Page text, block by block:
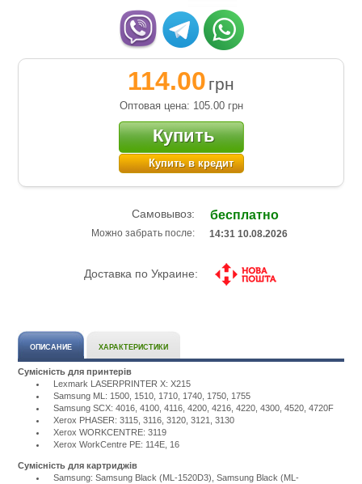
114.00 грн
Оптовая цена: 105.00 грн
Купить
Купить в кредит
Самовывоз: бесплатно
Можно забрать после: 14:31 10.08.2026
Доставка по Украине:
ОПИСАНИЕ ХАРАКТЕРИСТИКИ
Сумісність для принтерів
Lexmark LASERPRINTER X: X215
Samsung ML: 1500, 1510, 1710, 1740, 1750, 1755
Samsung SCX: 4016, 4100, 4116, 4200, 4216, 4220, 4300, 4520, 4720F
Xerox PHASER: 3115, 3116, 3120, 3121, 3130
Xerox WORKCENTRE: 3119
Xerox WorkCentre PE: 114E, 16
Сумісність для картриджів
Samsung: Samsung Black (ML-1520D3), Samsung Black (ML-